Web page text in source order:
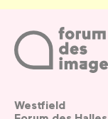
Westfield